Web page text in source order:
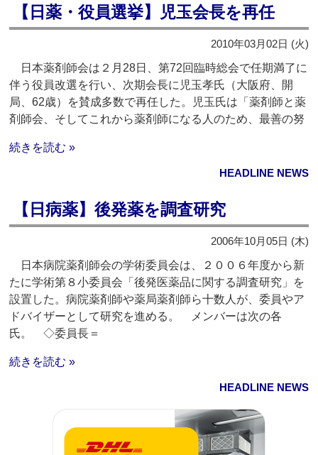
【日薬・役員選挙】児玉会長を再任
2010年03月02日 (火)
日本薬剤師会は２月28日、第72回臨時総会で任期満了に
伴う役員改選を行い、次期会長に児玉孝氏（大阪府、開
局、62歳）を賛成多数で再任した。児玉氏は「薬剤師と薬
剤師会、そしてこれから薬剤師になる人のため、最善の努
続きを読む »
HEADLINE NEWS
【日病薬】後発薬を調査研究
2006年10月05日 (木)
日本病院薬剤師会の学術委員会は、２００６年度から新
たに学術第８小委員会「後発医薬品に関する調査研究」を
設置した。病院薬剤師や薬局薬剤師ら十数人が、委員やア
ドバイザーとして研究を進める。 メンバーは次の各
氏。 ◇委員長＝
続きを読む »
HEADLINE NEWS